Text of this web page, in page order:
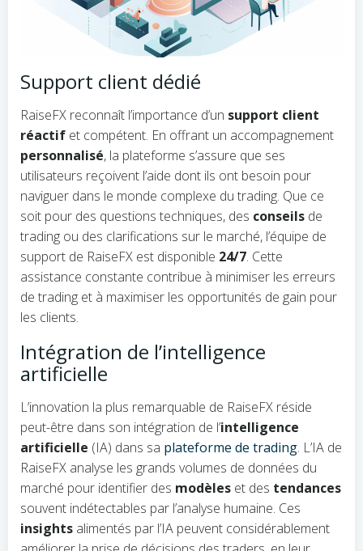
Support client dédié
RaiseFX reconnaît l’importance d’un support client
réactif et compétent. En offrant un accompagnement
personnalisé, la plateforme s’assure que ses
utilisateurs reçoivent l’aide dont ils ont besoin pour
naviguer dans le monde complexe du trading. Que ce
soit pour des questions techniques, des conseils de
trading ou des clarifications sur le marché, l’équipe de
support de RaiseFX est disponible 24/7. Cette
assistance constante contribue à minimiser les erreurs
de trading et à maximiser les opportunités de gain pour
les clients.
Intégration de l’intelligence
artificielle
L’innovation la plus remarquable de RaiseFX réside
peut-être dans son intégration de l’intelligence
artificielle (IA) dans sa plateforme de trading. L’IA de
RaiseFX analyse les grands volumes de données du
marché pour identifier des modèles et des tendances
souvent indétectables par l’analyse humaine. Ces
insights alimentés par l’IA peuvent considérablement